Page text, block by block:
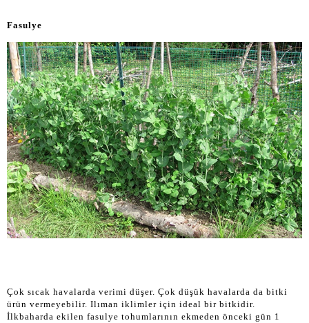
Fasulye
Çok sıcak havalarda verimi düşer. Çok düşük havalarda da bitki
ürün vermeyebilir. Ilıman iklimler için ideal bir bitkidir.
İlkbaharda ekilen fasulye tohumlarının ekmeden önceki gün 1